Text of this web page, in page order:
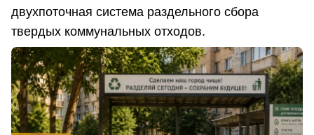
двухпоточная система раздельного сбора
твердых коммунальных отходов.